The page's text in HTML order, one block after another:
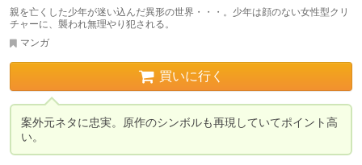
親を亡くした少年が迷い込んだ異形の世界・・・。少年は顔のない女性型クリ
チャーに、襲われ無理やり犯される。
マンガ
買いに行く
案外元ネタに忠実。原作のシンボルも再現していてポイント高
い。